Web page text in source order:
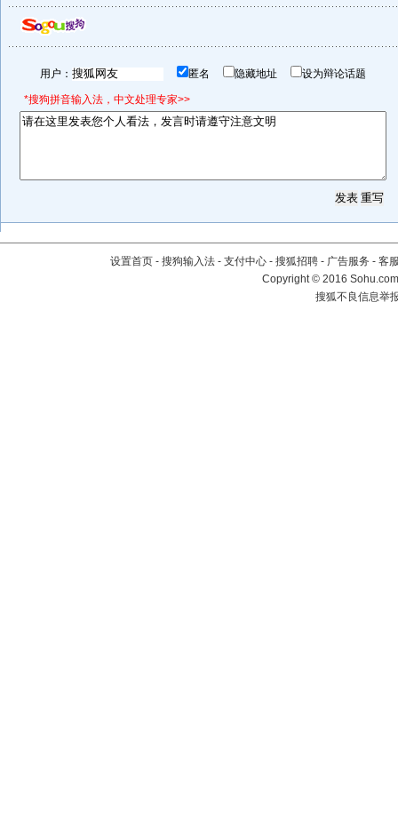
用户： 匿名 隐藏地址 设为辩论话题
*搜狗拼音输入法，中文处理专家>>
设置首页 - 搜狗输入法 - 支付中心 - 搜狐招聘 - 广告服务 - 客
Copyright©2016
搜狐不良信息举